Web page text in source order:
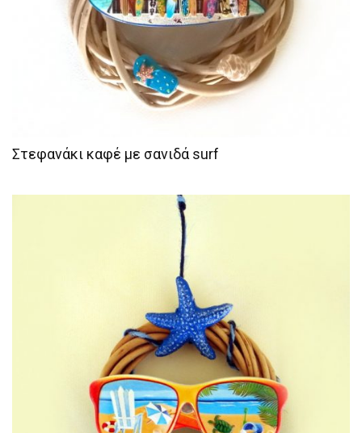
Στεφανάκι καφέ με σανιδά surf